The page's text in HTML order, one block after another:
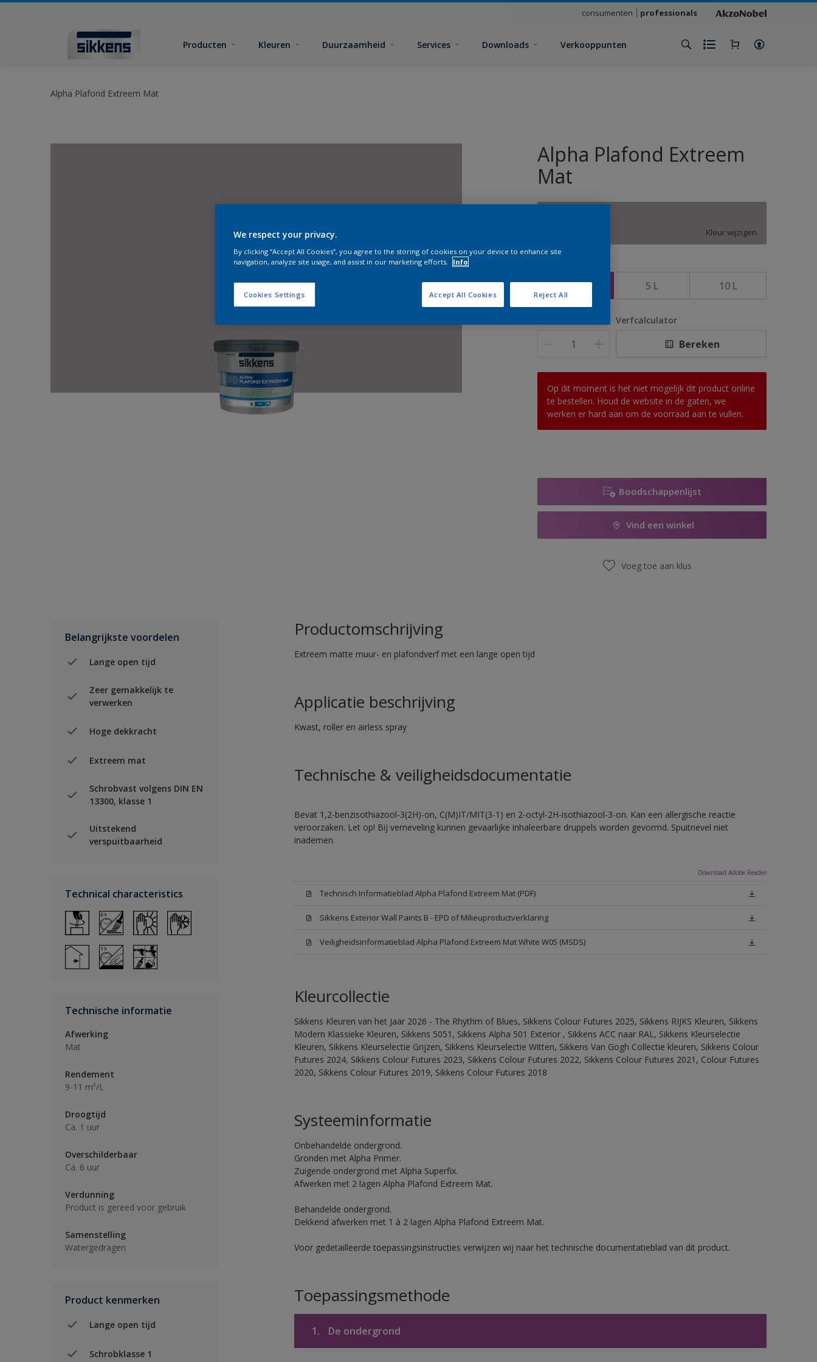
consumenten professionals
Producten Kleuren Duurzaamheid Services Downloads Verkooppunten
Alpha Plafond Extreem Mat
Alpha Plafond Extreem
Mat
Kleur wijzigen
2,5 L 5 L 10 L
Verfcalculator
Bereken
Op dit moment is het niet mogelijk dit product online
te bestellen. Houd de website in de gaten, we
werken er hard aan om de voorraad aan te vullen.
Boodschappenlijst
Vind een winkel
Voeg toe aan klus
Belangrijkste voordelen
Lange open tijd
Zeer gemakkelijk te
verwerken
Hoge dekkracht
Extreem mat
Schrobvast volgens DIN EN
13300, klasse 1
Uitstekend
verspuitbaarheid
Technical characteristics
Technische informatie
Afwerking
Mat
Rendement
9-11 m²/L
Droogtijd
Ca. 1 uur
Overschilderbaar
Ca. 6 uur
Verdunning
Product is gereed voor gebruik
Samenstelling
Watergedragen
Product kenmerken
Lange open tijd
Schrobklasse 1
Productomschrijving
Extreem matte muur- en plafondverf met een lange open tijd
Applicatie beschrijving
Kwast, roller en airless spray
Technische & veiligheidsdocumentatie
Bevat 1,2-benzisothiazool-3(2H)-on, C(M)IT/MIT(3-1) en 2-octyl-2H-isothiazool-3-on. Kan een allergische reactie
veroorzaken. Let op! Bij verneveling kunnen gevaarlijke inhaleerbare druppels worden gevormd. Spuitnevel niet
inademen.
Download Adobe Reader
Technisch Informatieblad Alpha Plafond Extreem Mat (PDF)
Sikkens Exterior Wall Paints B - EPD of Milieuproductverklaring
Veiligheidsinformatieblad Alpha Plafond Extreem Mat White W05 (MSDS)
Kleurcollectie
Sikkens Kleuren van het Jaar 2026 - The Rhythm of Blues, Sikkens Colour Futures 2025, Sikkens RIJKS Kleuren, Sikkens
Modern Klassieke Kleuren, Sikkens 5051, Sikkens Alpha 501 Exterior , Sikkens ACC naar RAL, Sikkens Kleurselectie
Kleuren, Sikkens Kleurselectie Grijzen, Sikkens Kleurselectie Witten, Sikkens Van Gogh Collectie kleuren, Sikkens Colour
Futures 2024, Sikkens Colour Futures 2023, Sikkens Colour Futures 2022, Sikkens Colour Futures 2021, Colour Futures
2020, Sikkens Colour Futures 2019, Sikkens Colour Futures 2018
Systeeminformatie
Onbehandelde ondergrond.
Gronden met Alpha Primer.
Zuigende ondergrond met Alpha Superfix.
Afwerken met 2 lagen Alpha Plafond Extreem Mat.
Behandelde ondergrond.
Dekkend afwerken met 1 à 2 lagen Alpha Plafond Extreem Mat.
Voor gedetailleerde toepassingsinstructies verwijzen wij naar het technische documentatieblad van dit product.
Toepassingsmethode
1. De ondergrond
We respect your privacy.
By clicking “Accept All Cookies”, you agree to the storing of cookies on your device to enhance site
navigation, analyze site usage, and assist in our marketing efforts.
Info
Cookies Settings Reject All
Accept All Cookies